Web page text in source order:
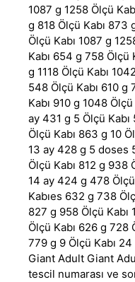
1087 g 1258 Ölçü
g 818 Ölçü Kabı 873
Ölçü Kabı 1087 g
Kabı 654 g 758 Ölçü
g 1118 Ölçü Kabı
548 Ölçü Kabı 610 g
Kabı 910 g 1048
ay 431 g 5 Ölçü Kabı
Ölçü Kabı 863 g 10
13 ay 428 g 5 doses
Ölçü Kabı 812 g 938
14 ay 424 g 478
Kabıes 632 g 738
827 g 958 Ölçü Kabı
Ölçü Kabı 626 g 728
779 g 9 Ölçü Kabı
Giant Adult Giant
tescil numarası ve